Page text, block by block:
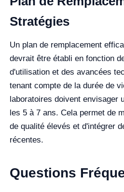
Stratégies
Un plan de remplacement
devrait être établi en fonction
d'utilisation et des avancées
tenant compte de la durée de
laboratoires doivent envisager
les 5 à 7 ans. Cela permet de
de qualité élevés et d'intégrer
récentes.
Questions